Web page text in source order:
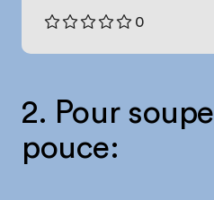
0
2. Pour
pouce: